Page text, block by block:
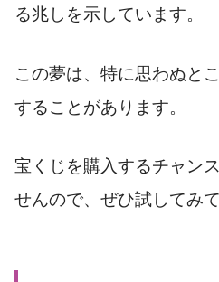
る兆しを示しています。
この夢は、特に思わぬと
することがあります。
宝くじを購入するチャン
せんので、ぜひ試してみ